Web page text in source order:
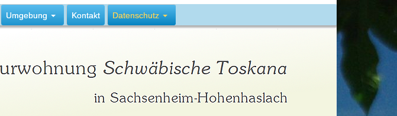
Umgebung Kontakt Datenschutz